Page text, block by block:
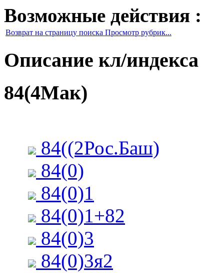
Возможные действия :
Возврат на страницу поиска Просмотр рубрик...
Описание кл/индекса
84(4Мак)
84((2Рос.Баш)
84(0)
84(0)1
84(0)1+82
84(0)3
84(0)3я2